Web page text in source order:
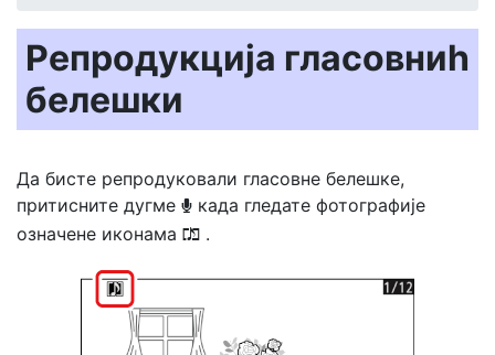
Репродукција гласовниһ
белешки
Да бисте репродуковали гласовне белешке,
притисните дугме b када гледате фотографије
означене иконама h .